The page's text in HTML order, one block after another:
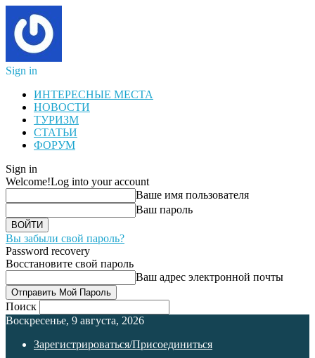
Sign in
ИНТЕРЕСНЫЕ МЕСТА
НОВОСТИ
ТУРИЗМ
СТАТЬИ
ФОРУМ
Sign in
Welcome!Log into your account
Ваше имя пользователя
Ваш пароль
Вы забыли свой пароль?
Password recovery
Восстановите свой пароль
Ваш адрес электронной почты
Поиск
Воскресенье, 9 августа, 2026
Зарегистрироваться/Присоединиться